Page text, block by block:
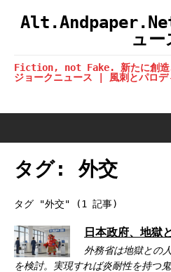
ュー
Fiction, not Fake. 新たに創造さ
ジョークニュース | 風刺とパロデ
タグ: 外交
タグ "外交" (1 記事)
日本政府、地獄
外務省は地獄との
を検討。実現すれば炎耐性を持つ